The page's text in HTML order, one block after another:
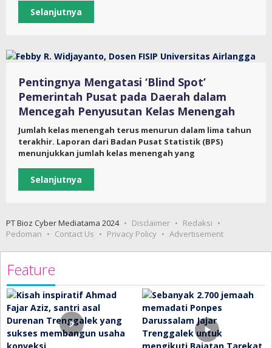
Selanjutnya
Pentingnya Mengatasi ‘Blind Spot’
Pemerintah Pusat pada Daerah dalam
Mencegah Penyusutan Kelas Menengah
Jumlah kelas menengah terus menurun dalam lima tahun
terakhir. Laporan dari Badan Pusat Statistik (BPS)
menunjukkan jumlah kelas menengah yang
Selanjutnya
PT Bioz Cyber Mediatama 2024 Disclaimer
Redaksi
Pedoman
Contact Us Privacy Policy Advertisement
Feature